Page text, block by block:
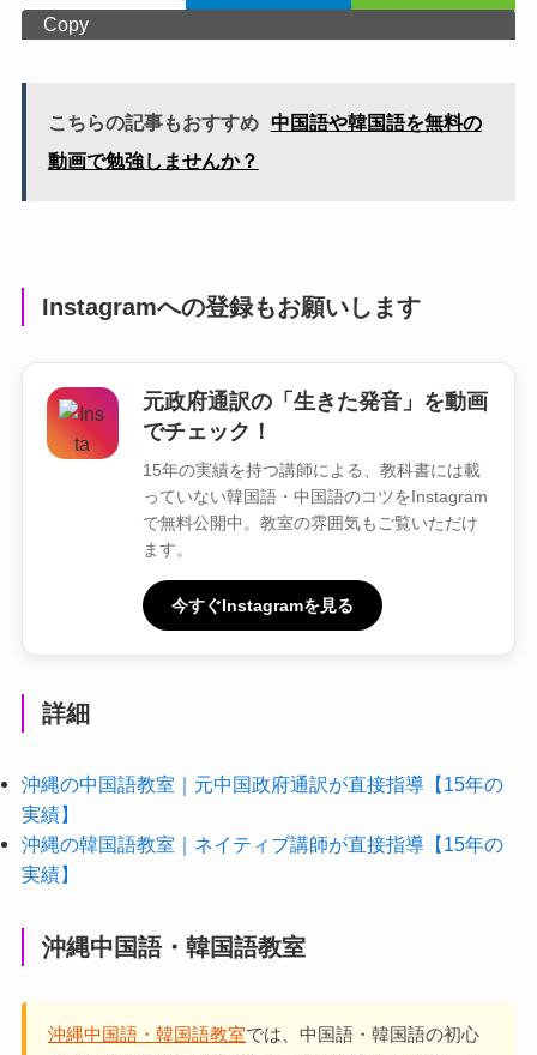
Copy
こちらの記事もおすすめ 中国語や韓国語を無料の
動画で勉強しませんか？
Instagramへの登録もお願いします
元政府通訳の「生きた発音」を動画
でチェック！
15年の実績を持つ講師による、教科書には載
っていない韓国語・中国語のコツをInstagram
で無料公開中。教室の雰囲気もご覧いただけ
ます。
今すぐInstagramを見る
詳細
沖縄の中国語教室｜元中国政府通訳が直接指導【15年の
実績】
沖縄の韓国語教室｜ネイティブ講師が直接指導【15年の
実績】
沖縄中国語・韓国語教室
沖縄中国語・韓国語教室では、中国語・韓国語の初心